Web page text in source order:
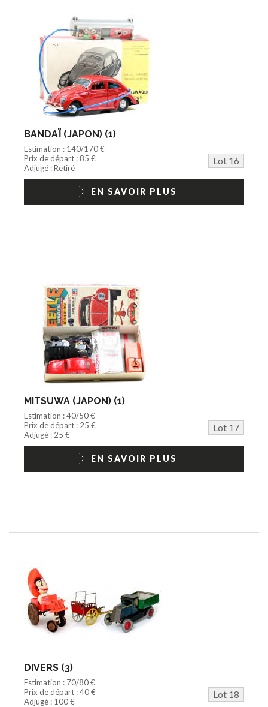
BANDAÏ (JAPON) (1)
Estimation : 140/170 €
Prix de départ : 85 €
Lot 16
Adjugé : Retiré
EN SAVOIR PLUS
MITSUWA (JAPON) (1)
Estimation : 40/50 €
Prix de départ : 25 €
Lot 17
Adjugé : 25 €
EN SAVOIR PLUS
DIVERS (3)
Estimation : 70/80 €
Prix de départ : 40 €
Lot 18
Adjugé : 100 €